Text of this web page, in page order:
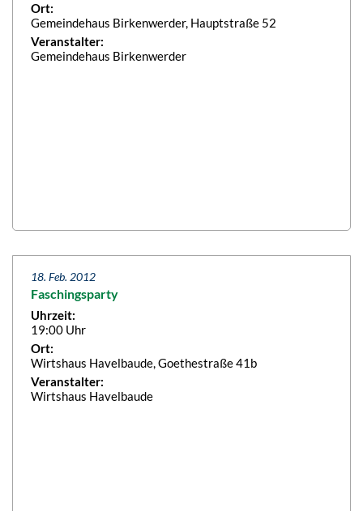
Ort:
Gemeindehaus Birkenwerder, Hauptstraße 52
Veranstalter:
Gemeindehaus Birkenwerder
18. Feb. 2012
Faschingsparty
Uhrzeit:
19:00 Uhr
Ort:
Wirtshaus Havelbaude, Goethestraße 41b
Veranstalter:
Wirtshaus Havelbaude